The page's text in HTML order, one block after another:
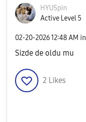
HYUSpin
Active Level 5
‎02-20-202612:48 AM in
Sizde de oldu mu
2 Likes